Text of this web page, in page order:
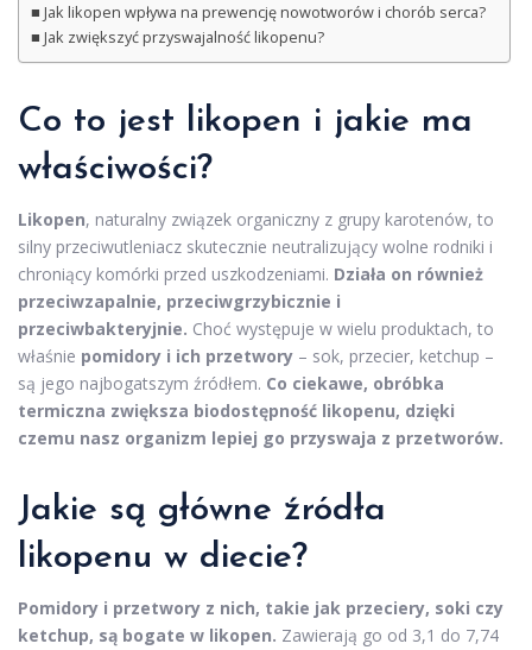
Jak likopen wpływa na prewencję nowotworów i chorób serca?
Jak zwiększyć przyswajalność likopenu?
Co to jest likopen i jakie ma
właściwości?
Likopen, naturalny związek organiczny z grupy karotenów, to
silny przeciwutleniacz skutecznie neutralizujący wolne rodniki i
chroniący komórki przed uszkodzeniami. Działa on również
przeciwzapalnie, przeciwgrzybicznie i
przeciwbakteryjnie. Choć występuje w wielu produktach, to
właśnie pomidory i ich przetwory – sok, przecier, ketchup –
są jego najbogatszym źródłem. Co ciekawe, obróbka
termiczna zwiększa biodostępność likopenu, dzięki
czemu nasz organizm lepiej go przyswaja z przetworów.
Jakie są główne źródła
likopenu w diecie?
Pomidory i przetwory z nich, takie jak przeciery, soki czy
ketchup, są bogate w likopen. Zawierają go od 3,1 do 7,74